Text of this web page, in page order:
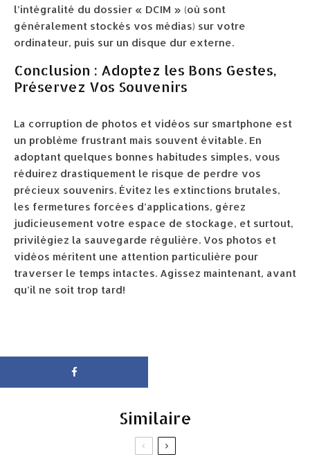
l’intégralité du dossier « DCIM » (où sont
généralement stockés vos médias) sur votre
ordinateur, puis sur un disque dur externe.
Conclusion : Adoptez les Bons Gestes,
Préservez Vos Souvenirs
La corruption de photos et vidéos sur smartphone est
un problème frustrant mais souvent évitable. En
adoptant quelques bonnes habitudes simples, vous
réduirez drastiquement le risque de perdre vos
précieux souvenirs. Évitez les extinctions brutales,
les fermetures forcées d’applications, gérez
judicieusement votre espace de stockage, et surtout,
privilégiez la sauvegarde régulière. Vos photos et
vidéos méritent une attention particulière pour
traverser le temps intactes. Agissez maintenant, avant
qu’il ne soit trop tard!
Similaire